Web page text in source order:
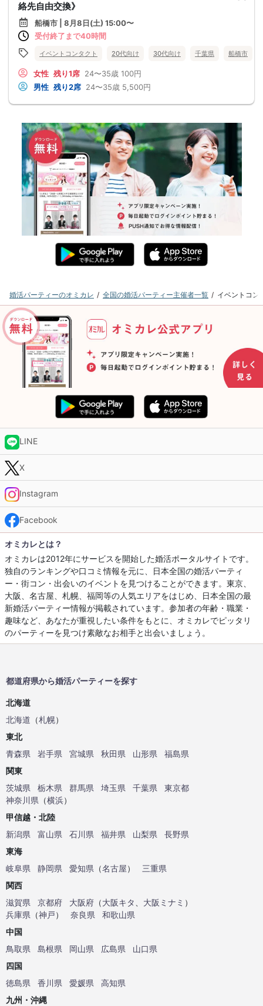
絡先自由交換》
船橋市 | 8月8日(土) 15:00〜
受付終了まで40時間
イベントコンタクト 20代向け 30代向け 千葉県 船橋市
女性 残り1席 24〜35歳 100円
男性 残り2席 24〜35歳 5,500円
婚活パーティーのオミカレ 全国の婚活パーティー主催者一覧 イベントコン
LINE
X
Instagram
Facebook
オミカレとは？
オミカレは2012年にサービスを開始した婚活ポータルサイトです。
独自のランキングや口コミ情報を元に、日本全国の婚活パーティ
ー・街コン・出会いのイベントを見つけることができます。東京、
大阪、名古屋、札幌、福岡等の人気エリアをはじめ、日本全国の最
新婚活パーティー情報が掲載されています。参加者の年齢・職業・
趣味など、あなたが重視したい条件をもとに、オミカレでピッタリ
のパーティーを見つけ素敵なお相手と出会いましょう。
都道府県から婚活パーティーを探す
北海道
北海道 （札幌）
東北
青森県
岩手県 宮城県 秋田県 山形県
福島県
関東
茨城県
栃木県 群馬県 埼玉県 千葉県
東京都
神奈川県 （横浜）
甲信越・北陸
新潟県
富山県 石川県 福井県 山梨県
長野県
東海
岐阜県
静岡県 愛知県 （名古屋）
三重県
関西
滋賀県
京都府 大阪府 （大阪キタ、 大阪ミナミ ）
兵庫県 （神戸） 奈良県
和歌山県
中国
鳥取県
島根県 岡山県 広島県
山口県
四国
徳島県
香川県 愛媛県
高知県
九州・沖縄